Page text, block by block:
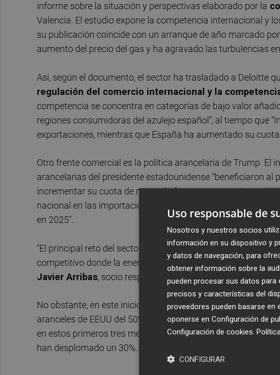
informe sobre la situación y perspectivas elaborado por la
Valencia. El estudio expone la competencia internacional y
su publicación coincide con un arranque de año marcado
aumento del precio del gas y ha agravado las turbulencias
Así, según el documento, el sector ha trasladado a Deloitte
regulación del comercio internacional y la
competencia se concentra en categorías de bajo valor
regiones consumidoras del azulejo español”, al tiempo que
exportaciones, mientras que España ha aumentado su
Otro frente comercial es la política arancelaria de Trump. El
arancelarias del presidente estadounidense “beneficiaron al
incrementar su cuota de mercado frente a otros países
nacional en las importaciones estadounidenses "desde
en 2025".
“El principal reto del sector no es únicamente de demanda,
competitivo donde la energía, la regulación y la
Javier Arribas, socio responsable de Transactions en
No obstante, en este inicio de ejercicio el panorama
aranceles de EEUU del 50% al 18%, lo que le ha igualado
en estos primeros tres meses, lasventas de azulejo
han desplomado un 30%.
Uso responsable de
Nosotros y nuestros socios
información en su dispositivo y
y datos de navegación, para
obtener información sobre la
pueden procesar sus datos
precisos y características del
proveedores pueden basarse en
oponerse en Configuración de
Configuración de cookies.
CONFIGURAR